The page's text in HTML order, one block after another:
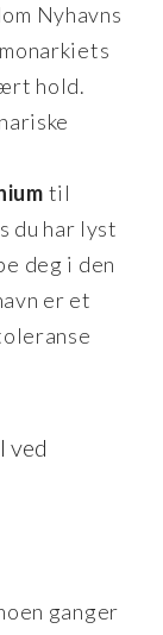
Nyhavns
hold.
til
du har lyst
deg i den
er et
ved
ganger